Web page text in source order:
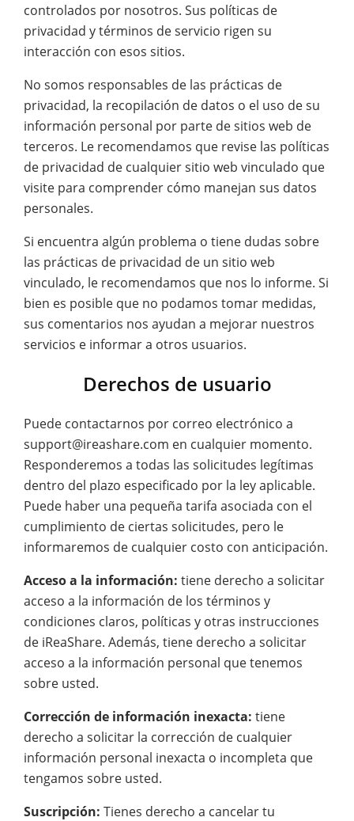
controlados por nosotros. Sus políticas de
privacidad y términos de servicio rigen su
interacción con esos sitios.
No somos responsables de las prácticas de
privacidad, la recopilación de datos o el uso de su
información personal por parte de sitios web de
terceros. Le recomendamos que revise las políticas
de privacidad de cualquier sitio web vinculado que
visite para comprender cómo manejan sus datos
personales.
Si encuentra algún problema o tiene dudas sobre
las prácticas de privacidad de un sitio web
vinculado, le recomendamos que nos lo informe. Si
bien es posible que no podamos tomar medidas,
sus comentarios nos ayudan a mejorar nuestros
servicios e informar a otros usuarios.
Derechos de usuario
Puede contactarnos por correo electrónico a
support@ireashare.com en cualquier momento.
Responderemos a todas las solicitudes legítimas
dentro del plazo especificado por la ley aplicable.
Puede haber una pequeña tarifa asociada con el
cumplimiento de ciertas solicitudes, pero le
informaremos de cualquier costo con anticipación.
Acceso a la información: tiene derecho a solicitar
acceso a la información de los términos y
condiciones claros, políticas y otras instrucciones
de iReaShare. Además, tiene derecho a solicitar
acceso a la información personal que tenemos
sobre usted.
Corrección de información inexacta: tiene
derecho a solicitar la corrección de cualquier
información personal inexacta o incompleta que
tengamos sobre usted.
Suscripción: Tienes derecho a cancelar tu